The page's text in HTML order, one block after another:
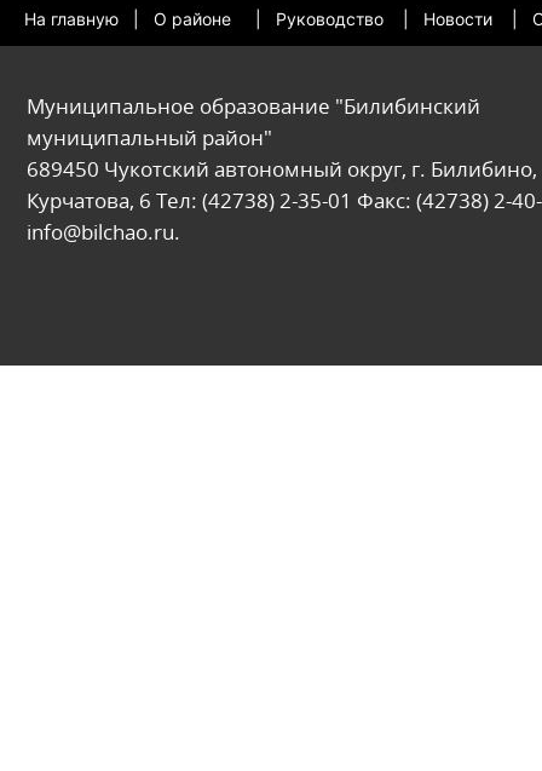
На главную О районе Руководство Новости
Муниципальное образование "Билибинский
муниципальный район"
689450 Чукотский автономный округ, г. Билибино,
Курчатова, 6 Тел: (42738) 2-35-01 Факс: (42738) 2-
info@bilchao.ru.